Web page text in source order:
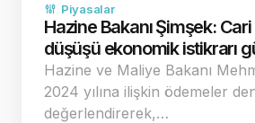
Piyasalar
Hazine Bakanı Şimşek: Cari
düşüşü ekonomik istikrarı
Hazine ve Maliye Bakanı
2024 yılına ilişkin ödemeler
değerlendirerek,…